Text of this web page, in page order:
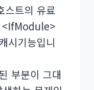
트의 유료
<IfModule>
시기능입니
부분이 그대